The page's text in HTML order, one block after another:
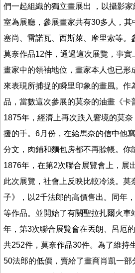
們一起組織的獨立畫展出 ，以攝影
室為展廳，參展畫家共有30多人，其
塞尚、雷諾瓦、西斯萊、摩里索等。
莫奈作品12件，通過這次展覽，事實
畫家中的領袖地位，畫家本人也已形
來表現所捕捉的瞬里印象的畫風。作
品，當數這次參展的莫奈的油畫《卡
1875年，經濟上再次跌入窘境的莫
援的手。6月份，在給馬奈的信中他
分文，肉鋪和麵包房都不再賒帳。你
1876年，在第2次聯合展覽會上，展
此次展覽，社會上反映比較冷淡。莫
子》，以2千法郎的高價售出。同年
等作品。並開始了有關聖拉扎爾火車
年，第3次聯合展覽會在丟朗、呂厄
共252件，莫奈作品30件。為了維持
50法郎的低價，賣給了畫商肖凱一部